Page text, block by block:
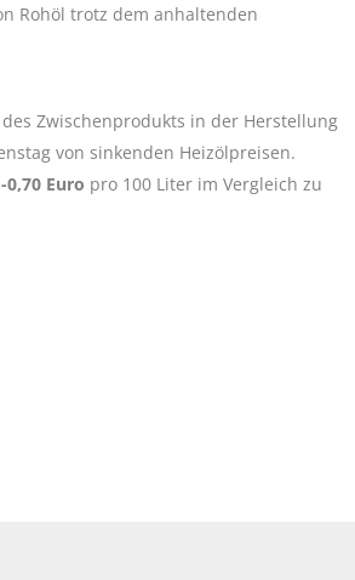
Rohöl trotz dem anhaltenden
Zwischenprodukts in der Herstellung
von sinkenden Heizölpreisen.
0,70 Euro pro 100 Liter im Vergleich zu